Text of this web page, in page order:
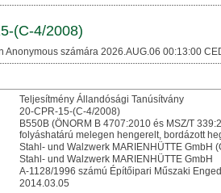
(C-4/2008)
Anonymous számára 2026.AUG.06 00:13:00
Teljesítmény Állandósági Tanúsítvány
20-CPR-15-(C-4/2008)
B550B (ÖNORM B 4707:2010 és MSZ/T
folyáshatárú melegen hengerelt, bordázott
Stahl- und Walzwerk MARIENHÜTTE GmbH
Stahl- und Walzwerk MARIENHÜTTE GmbH
A-1128/1996 számú Építőipari Műszaki
2014.03.05